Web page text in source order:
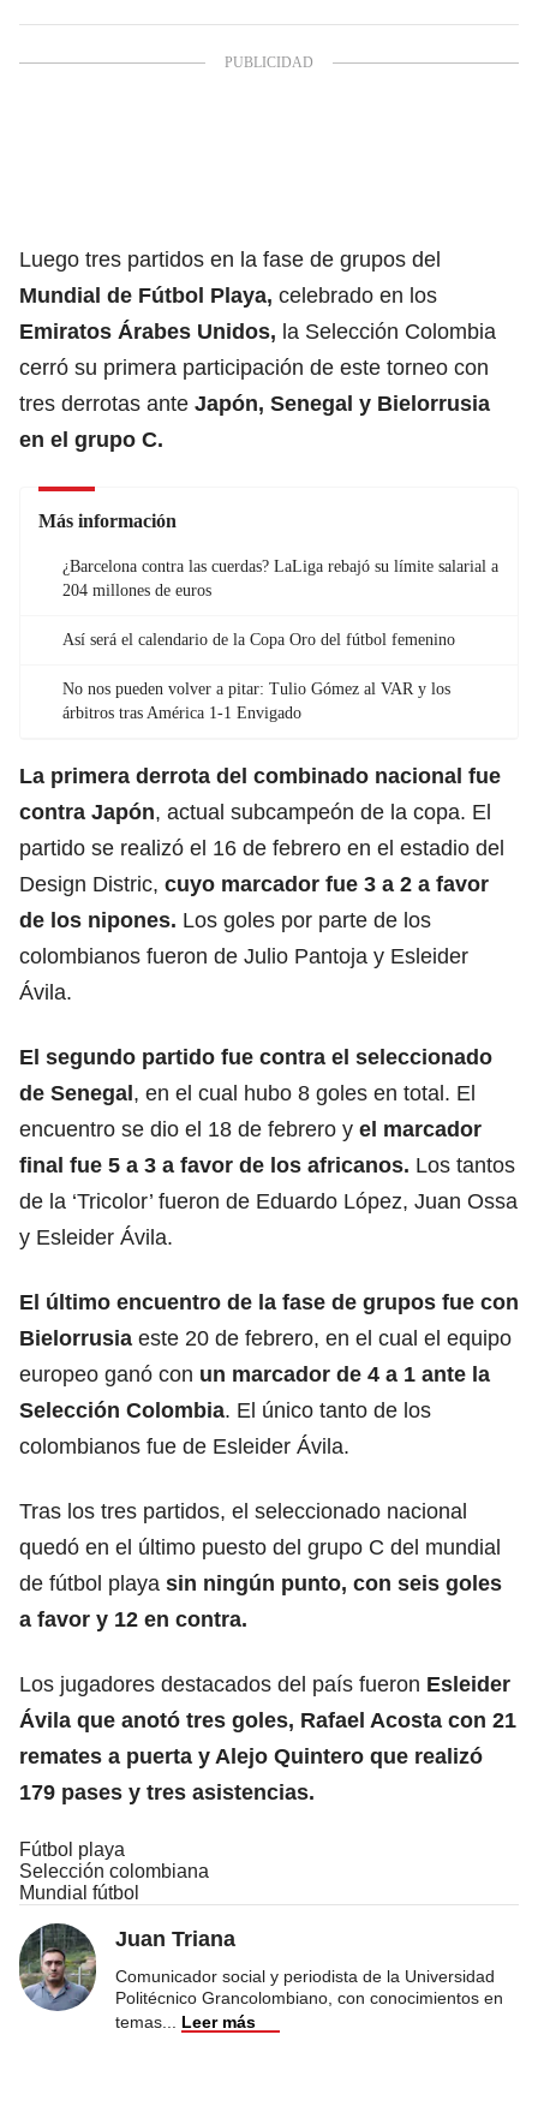
Luego tres partidos en la fase de grupos del
Mundial de Fútbol Playa, celebrado en los
Emiratos Árabes Unidos, la Selección Colombia
cerró su primera participación de este torneo con
tres derrotas ante Japón, Senegal y Bielorrusia
en el grupo C.
Más información
¿Barcelona contra las cuerdas? LaLiga rebajó su límite salarial a
204 millones de euros
Así será el calendario de la Copa Oro del fútbol femenino
No nos pueden volver a pitar: Tulio Gómez al VAR y los
árbitros tras América 1-1 Envigado
La primera derrota del combinado nacional fue
contra Japón, actual subcampeón de la copa. El
partido se realizó el 16 de febrero en el estadio del
Design Distric, cuyo marcador fue 3 a 2 a favor
de los nipones. Los goles por parte de los
colombianos fueron de Julio Pantoja y Esleider
Ávila.
El segundo partido fue contra el seleccionado
de Senegal, en el cual hubo 8 goles en total. El
encuentro se dio el 18 de febrero y el marcador
final fue 5 a 3 a favor de los africanos. Los tantos
de la ‘Tricolor’ fueron de Eduardo López, Juan Ossa
y Esleider Ávila.
El último encuentro de la fase de grupos fue con
Bielorrusia este 20 de febrero, en el cual el equipo
europeo ganó con un marcador de 4 a 1 ante la
Selección Colombia. El único tanto de los
colombianos fue de Esleider Ávila.
Tras los tres partidos, el seleccionado nacional
quedó en el último puesto del grupo C del mundial
de fútbol playa sin ningún punto, con seis goles
a favor y 12 en contra.
Los jugadores destacados del país fueron Esleider
Ávila que anotó tres goles, Rafael Acosta con 21
remates a puerta y Alejo Quintero que realizó
179 pases y tres asistencias.
Fútbol playa
Selección colombiana
Mundial fútbol
Juan Triana
Comunicador social y periodista de la Universidad
Politécnico Grancolombiano, con conocimientos en
temas
Leer más